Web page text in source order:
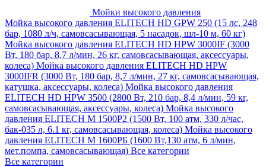
Мойки высокого давления
Мойка высокого давления ELITECH HD GPW 250 (15 лс, 248
бар, 1080 л/ч, самовсасывающая, 5 насадок, шл-10 м, 60 кг)
Мойка высокого давления ELITECH HD HPW 3000IF (3000
Вт, 180 бар, 8,7 л/мин, 26 кг, самовсасывающая, аксессуары,
колеса) Мойка высокого давления ELITECH HD HPW
3000IFR (3000 Вт, 180 бар, 8,7 л/мин, 27 кг, самовсасывающая,
катушка, аксессуары, колеса) Мойка высокого давления
ELITECH HD HPW 3500 (2800 Вт, 210 бар, 8,4 л/мин, 59 кг,
самовсасывающая, аксессуары, колеса) Мойка высокого
давления ELITECH M 1500P2 (1500 Вт, 100 атм, 330 л/час,
бак-035 л, 6.1 кг, самовсасывающая, колеса) Мойка высокого
давления ELITECH М 1600РБ (1600 Вт,130 атм, 6 л/мин,
мет.помпа, самовсасывающая) Все категории
Все категории